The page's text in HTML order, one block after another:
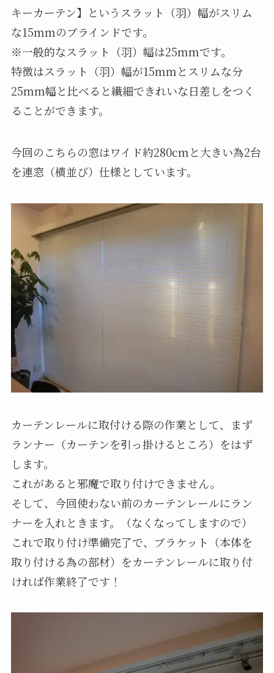
キーカーテン】というスラット（羽）幅がスリム
な15mmのブラインドです。
※一般的なスラット（羽）幅は25mmです。
特徴はスラット（羽）幅が15mmとスリムな分
25mm幅と比べると繊細できれいな日差しをつく
ることができます。
今回のこちらの窓はワイド約280cmと大きい為2台
を連窓（横並び）仕様としています。
カーテンレールに取付ける際の作業として、まず
ランナー（カーテンを引っ掛けるところ）をはず
します。
これがあると邪魔で取り付けできません。
そして、今回使わない前のカーテンレールにラン
ナーを入れときます。（なくなってしますので）
これで取り付け準備完了で、ブラケット（本体を
取り付ける為の部材）をカーテンレールに取り付
ければ作業終了です！